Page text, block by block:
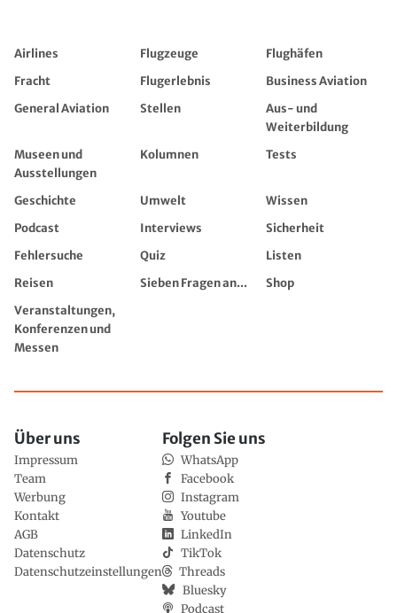
Airlines Flugzeuge
Flughäfen
Fracht
Flugerlebnis
Business Aviation
General Aviation
Stellen
Aus- und
Weiterbildung
Museen und
Ausstellungen
Kolumnen Tests
Geschichte Umwelt
Wissen
Podcast
Interviews
Sicherheit
Fehlersuche
Quiz
Listen
Reisen
Sieben Fragen an...
Shop
Veranstaltungen,
Konferenzen und
Messen
Über uns
Impressum
Team
Werbung
Kontakt
AGB
Datenschutz
Datenschutzeinstellungen
Folgen Sie uns
WhatsApp
Facebook
Instagram
Youtube
LinkedIn
TikTok
Threads
Bluesky
Podcast